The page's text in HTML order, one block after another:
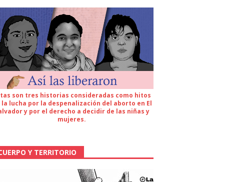
son tres historias consideradas como hitos
la lucha por la despenalización del aborto en El
y por el derecho a decidir de las niñas y
mujeres.
Y TERRITORIO